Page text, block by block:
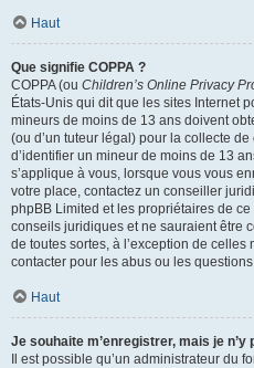
Haut
Que signifie COPPA ?
COPPA (ou Children’s Online Privacy
États-Unis qui dit que les sites Internet
mineurs de moins de 13 ans doivent
(ou d’un tuteur légal) pour la collecte
d’identifier un mineur de moins de 13
s’applique à vous, lorsque vous vous
votre place, contactez un conseiller
phpBB Limited et les propriétaires de
conseils juridiques et ne sauraient être
de toutes sortes, à l’exception de
contacter pour les abus ou les
Haut
Je souhaite m’enregistrer, mais je n’y
Il est possible qu’un administrateur du